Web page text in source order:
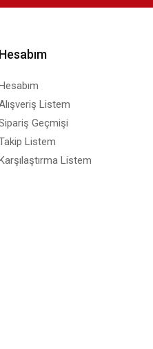
Hesabım
Hesabım
Listem
Geçmişi
Listem
Karşılaştırma Listem